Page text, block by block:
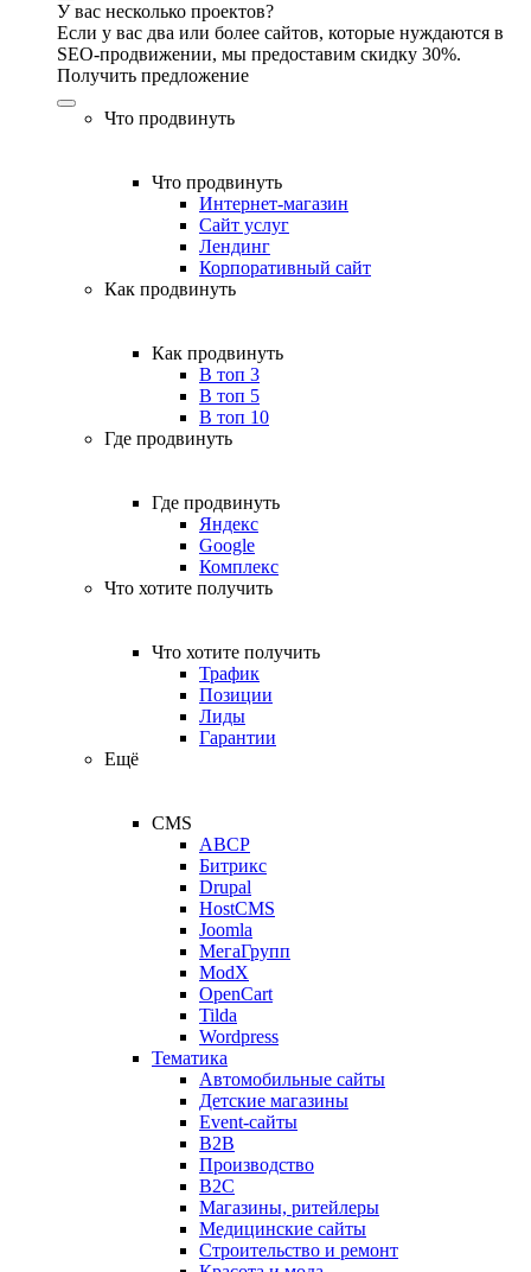
У вас несколько проектов?
Если у вас два или более сайтов, которые нуждаются в
SEO-продвижении, мы предоставим скидку 30%.
Получить предложение
Что продвинуть
Что продвинуть
Интернет-магазин
Сайт услуг
Лендинг
Корпоративный сайт
Как продвинуть
Как продвинуть
В топ 3
В топ 5
В топ 10
Где продвинуть
Где продвинуть
Яндекс
Google
Комплекс
Что хотите получить
Что хотите получить
Трафик
Позиции
Лиды
Гарантии
Ещё
CMS
ABCP
Битрикс
Drupal
HostCMS
Joomla
МегаГрупп
ModX
OpenCart
Tilda
Wordpress
Тематика
Автомобильные сайты
Детские магазины
Event-сайты
B2B
Производство
B2C
Магазины, ритейлеры
Медицинские сайты
Строительство и ремонт